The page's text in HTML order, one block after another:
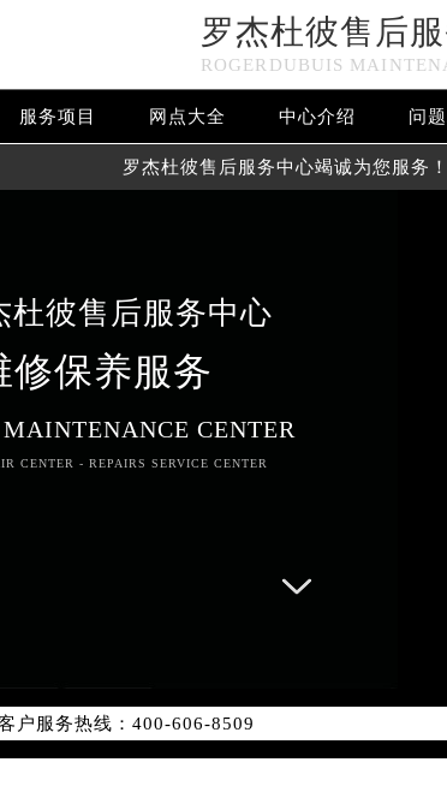
罗杰杜彼售后
ROGERDUBUIS
服务项目 网点大全 中心介绍 问
罗杰杜彼售后服务中心竭诚为您服务！
杜彼售后服务中心
修保养服务
CENTER
CENTER - REPAIRS SERVICE CENTER
606-8509，服务覆盖中国大陆、香港、澳门、台
新网点地址：